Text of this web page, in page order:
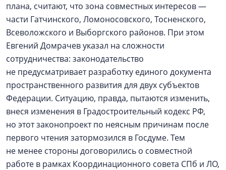
плана, считают, что зона совместных интересов —
части Гатчинского, Ломоносовского, Тосненского,
Всеволожского и Выборгского районов. При этом
Евгений Домрачев указал на сложности
сотрудничества: законодательство
не предусматривает разработку единого документа
пространственного развития для двух субъектов
Федерации. Ситуацию, правда, пытаются изменить,
внеся изменения в Градостроительный кодекс РФ,
но этот законопроект по неясным причинам после
первого чтения затормозился в Госдуме. Тем
не менее стороны договорились о совместной
работе в рамках Координационного совета СПб и ЛО,